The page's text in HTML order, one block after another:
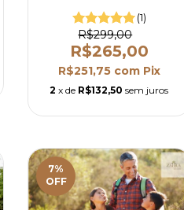
(1)
R$299,00
R$265,00
R$251,75 com Pix
2 x de R$132,50 sem juros
7%
OFF